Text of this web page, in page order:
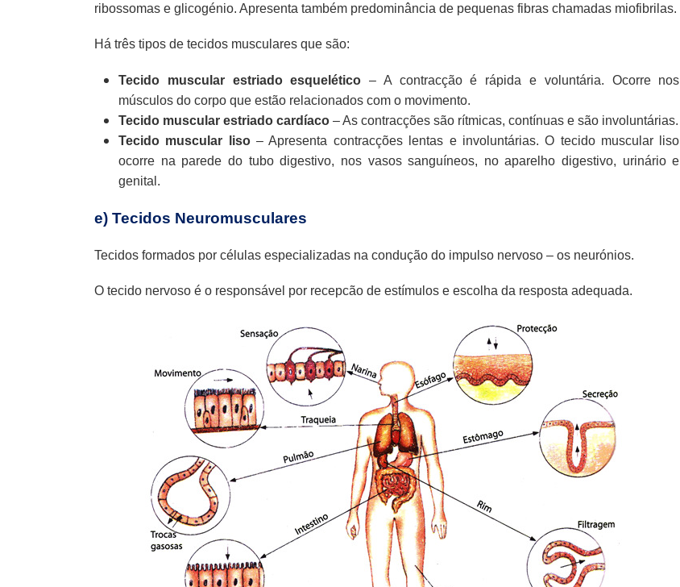
ribossomas e glicogénio. Apresenta também predominância de pequenas fibras chamadas miofibrilas.
Há três tipos de tecidos musculares que são:
Tecido muscular estriado esquelético– A contracção é rápida e voluntária. Ocorre nos
músculos do corpo que estão relacionados com o movimento.
Tecido muscular estriado cardíaco – As contracções são rítmicas, contínuas e são involuntárias.
Tecido muscular liso– Apresenta contracções lentas e involuntárias. O tecido muscular liso
ocorre na parede do tubo digestivo, nos vasos sanguíneos, no aparelho digestivo, urinário e
genital.
e) Tecidos Neuromusculares
Tecidos formados por células especializadas na condução do impulso nervoso – os neurónios.
O tecido nervoso é o responsável por recepcão de estímulos e escolha da resposta adequada.